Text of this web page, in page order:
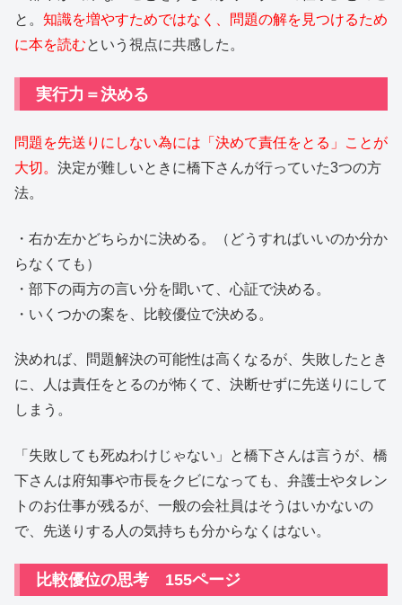
と。 知識を増やすためではなく、問題の解を見つけるため
に本を読むという視点に共感した。
実行力＝決める
問題を先送りにしない為には「決めて責任をとる」ことが
大切。 決定が難しいときに橋下さんが行っていた3つの方
法。
・右か左かどちらかに決める。（どうすればいいのか分か
らなくても）
・部下の両方の言い分を聞いて、心証で決める。
・いくつかの案を、比較優位で決める。
決めれば、問題解決の可能性は高くなるが、失敗したとき
に、人は責任をとるのが怖くて、決断せずに先送りにして
しまう。
「失敗しても死ぬわけじゃない」と橋下さんは言うが、橋
下さんは府知事や市長をクビになっても、弁護士やタレン
トのお仕事が残るが、一般の会社員はそうはいかないの
で、先送りする人の気持ちも分からなくはない。
比較優位の思考 155ページ